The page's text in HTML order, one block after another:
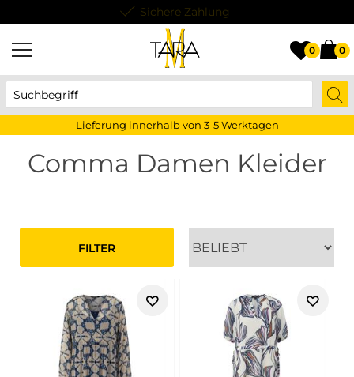
Lieferung innerhalb von 3-5 Werktagen
0 0
Lieferung innerhalb von 3-5 Werktagen
Comma Damen Kleider
FILTER